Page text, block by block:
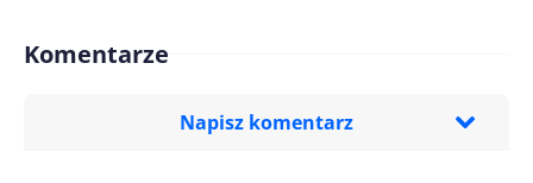
Komentarze
Napisz komentarz